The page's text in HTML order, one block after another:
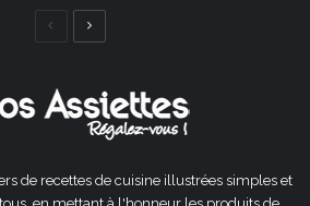
Page
de recettes de cuisine illustrées simples et